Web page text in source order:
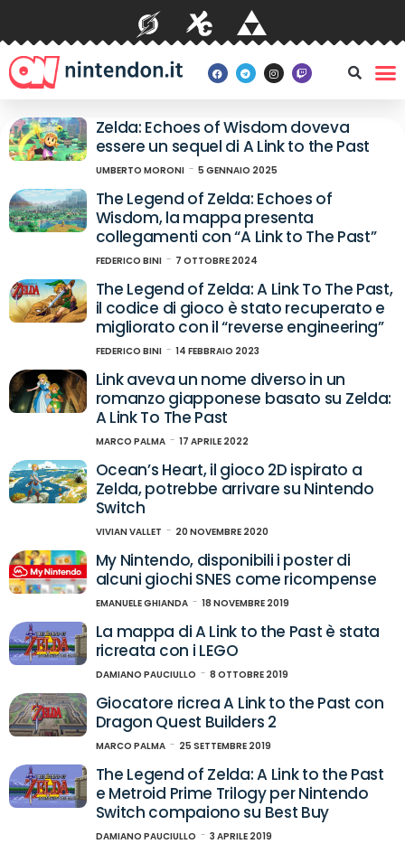
Zelda: Echoes of Wisdom doveva
essere un sequel di A Link to the Past
UMBERTO MORONI 5 GENNAIO 2025
The Legend of Zelda: Echoes of
Wisdom, la mappa presenta
collegamenti con “A Link to The Past”
FEDERICO BINI 7 OTTOBRE 2024
The Legend of Zelda: A Link To The Past,
il codice di gioco è stato recuperato e
migliorato con il “reverse engineering”
FEDERICO BINI 14 FEBBRAIO 2023
Link aveva un nome diverso in un
romanzo giapponese basato su Zelda:
A Link To The Past
MARCO PALMA 17 APRILE 2022
Ocean’s Heart, il gioco 2D ispirato a
Zelda, potrebbe arrivare su Nintendo
Switch
VIVIAN VALLET 20 NOVEMBRE 2020
My Nintendo, disponibili i poster di
alcuni giochi SNES come ricompense
EMANUELE GHIANDA 18 NOVEMBRE 2019
La mappa di A Link to the Past è stata
ricreata con i LEGO
DAMIANO PAUCIULLO 8 OTTOBRE 2019
Giocatore ricrea A Link to the Past con
Dragon Quest Builders 2
MARCO PALMA 25 SETTEMBRE 2019
The Legend of Zelda: A Link to the Past
e Metroid Prime Trilogy per Nintendo
Switch compaiono su Best Buy
DAMIANO PAUCIULLO 3 APRILE 2019